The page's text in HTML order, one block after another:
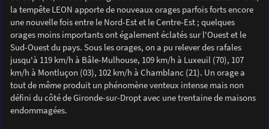
la tempête LEON apporte de nouveaux orages parfois forts encore
une nouvelle fois entre le Nord-Est et le Centre-Est ; quelques
orages moins importants ont également éclatés sur l'Ouest et le
Sud-Ouest du pays. Sous les orages, on a pu relever des rafales
jusqu'à 119 km/h à Bâle-Mulhouse, 109 km/h à Luxeuil (70), 107
km/h à Montluçon (03), 102 km/h à Chamblanc (21). Un orage a
tout de même produit un phénomène venteux intense mais non
défini du côté de Gironde-sur-Dropt avec une trentaine de maisons
endommagées.